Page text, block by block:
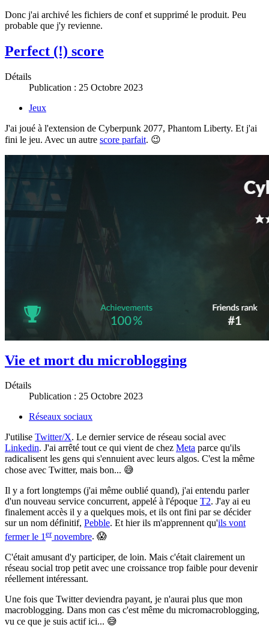
Donc j'ai archivé les fichiers de conf et supprimé le produit. Peu
probable que j'y revienne.
Perfect (!) score
Détails
Publication : 25 Octobre 2023
Jeux
J'ai joué à l'extension de Cyberpunk 2077, Phantom Liberty. Et j'ai
fini le jeu. Avec un autre score parfait. 😉
Vie et mort du microblogging
Détails
Publication : 25 Octobre 2023
Réseaux sociaux
J'utilise Twitter/X. Le dernier service de réseau social avec
Linkedin. J'ai arrêté tout ce qui vient de chez Meta parce qu'ils
radicalisent les gens qui s'ennuient avec leurs algos. C'est la même
chose avec Twitter, mais bon... 😅
Il y a fort longtemps (j'ai même oublié quand), j'ai entendu parler
d'un nouveau service concurrent, appelé à l'époque T2. J'ay ai eu
finalement accès il y a quelques mois, et ils ont fini par se décider
sur un nom définitif, Pebble. Et hier ils m'apprennent qu'ils vont
fermer le 1 ernovembre. 😱
C'était amusant d'y participer, de loin. Mais c'était clairement un
réseau social trop petit avec une croissance trop faible pour devenir
réellement intéressant.
Une fois que Twitter deviendra payant, je n'aurai plus que mon
macroblogging. Dans mon cas c'est même du micromacroblogging,
vu ce que je suis actif ici... 😅